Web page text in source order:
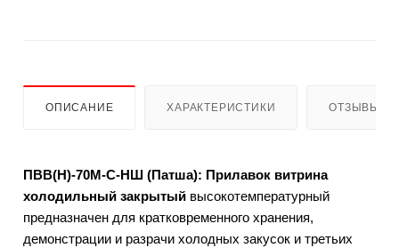
ОПИСАНИЕ ХАРАКТЕРИСТИКИ ОТЗЫВЫ
ПВВ(Н)-70М-С-НШ (Патша): Прилавок витрина
холодильный закрытый высокотемпературный
предназначен для кратковременного хранения,
демонстрации и разрачи холодных закусок и третьих